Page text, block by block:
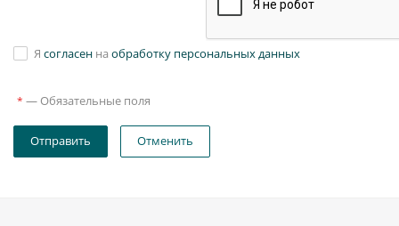
Я согласен на обработку персональных данных
* — Обязательные поля
Отправить Отменить